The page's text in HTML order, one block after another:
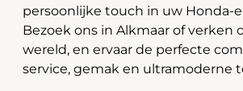
persoonlijke touch in uw Honda-
Bezoek ons in Alkmaar of verken
wereld, en ervaar de perfecte
service, gemak en ultramoderne